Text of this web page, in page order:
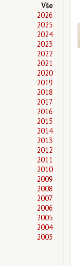
Vše
2026
2025
2024
2023
2022
2021
2020
2019
2018
2017
2016
2015
2014
2013
2012
2011
2010
2009
2008
2007
2006
2005
2004
2003